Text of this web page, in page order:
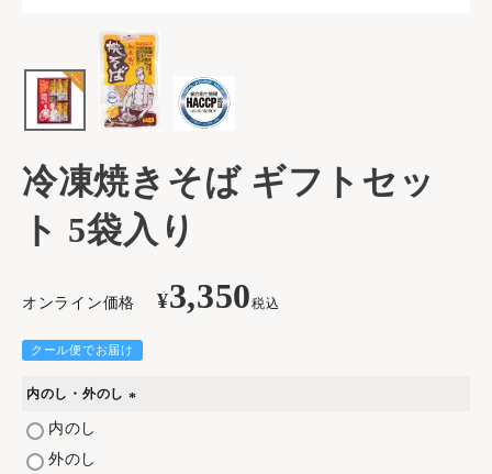
冷凍焼きそば ギフトセッ
ト 5袋入り
オンライン価格 ¥3,350税込
クール便でお届け
内のし・外のし
内のし
外のし